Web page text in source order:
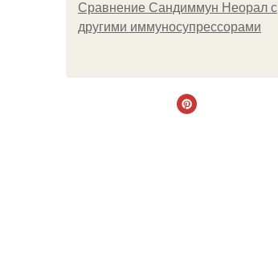
Сравнение Сандиммун Неорал с
другими иммуносупрессорами